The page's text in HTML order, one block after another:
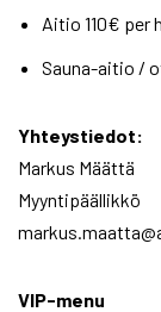
Aitio 110€ per
Sauna-aitio /
Yhteystiedot:
Markus Määttä
Myyntipäällikkö
VIP-menu